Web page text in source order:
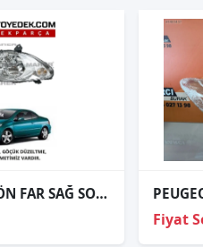
PEUGEOT 307 ÖN FAR SAĞ SOL 2002 2003 2004 2005 2006 KAMPANYA
Fiyat